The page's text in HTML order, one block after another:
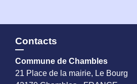
Contacts
Commune de Chambles
21 Place de la mairie, Le Bourg